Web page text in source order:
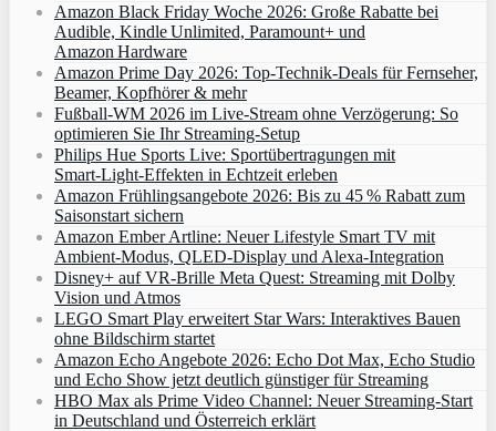
Amazon Black Friday Woche 2026: Große Rabatte bei
Audible, Kindle Unlimited, Paramount+ und
Amazon Hardware
Amazon Prime Day 2026: Top-Technik-Deals für Fernseher,
Beamer, Kopfhörer & mehr
Fußball-WM 2026 im Live-Stream ohne Verzögerung: So
optimieren Sie Ihr Streaming-Setup
Philips Hue Sports Live: Sportübertragungen mit
Smart‑Light‑Effekten in Echtzeit erleben
Amazon Frühlingsangebote 2026: Bis zu 45 % Rabatt zum
Saisonstart sichern
Amazon Ember Artline: Neuer Lifestyle Smart TV mit
Ambient‑Modus, QLED‑Display und Alexa‑Integration
Disney+ auf VR-Brille Meta Quest: Streaming mit Dolby
Vision und Atmos
LEGO Smart Play erweitert Star Wars: Interaktives Bauen
ohne Bildschirm startet
Amazon Echo Angebote 2026: Echo Dot Max, Echo Studio
und Echo Show jetzt deutlich günstiger für Streaming
HBO Max als Prime Video Channel: Neuer Streaming‑Start
in Deutschland und Österreich erklärt